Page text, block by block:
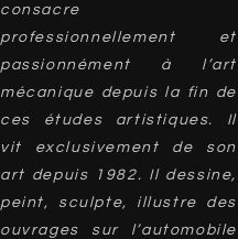
consacre
professionnellement et
passionnément à l’art
mécanique depuis la fin de
ces études artistiques. Il
vit exclusivement de son
art depuis 1982. Il dessine,
peint, sculpte, illustre des
ouvrages sur l’automobile